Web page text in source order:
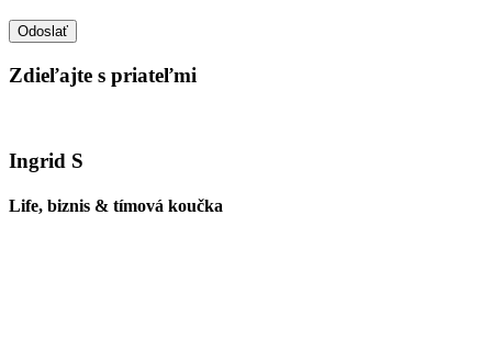
Odoslať
Zdieľajte s priateľmi
Ingrid S
Life, biznis & tímová koučka